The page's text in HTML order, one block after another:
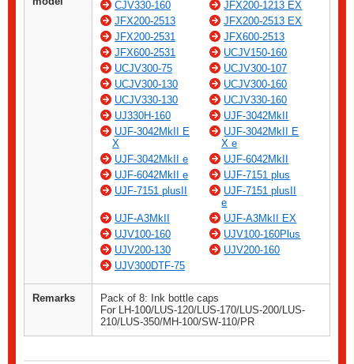
CJV330-160
JFX200-1213 EX
JFX200-2513
JFX200-2513 EX
JFX200-2531
JFX600-2513
JFX600-2531
UCJV150-160
UCJV300-75
UCJV300-107
UCJV300-130
UCJV300-160
UCJV330-130
UCJV330-160
UJ330H-160
UJF-3042MkII
UJF-3042MkII E
X
UJF-3042MkII E
X e
UJF-3042MkII e
UJF-6042MkII
UJF-6042MkII e
UJF-7151 plus
UJF-7151 plusII
UJF-7151 plusII
e
UJF-A3MkII
UJF-A3MkII EX
UJV100-160
UJV100-160Plus
UJV200-130
UJV200-160
UJV300DTF-75
Remarks
Pack of 8: Ink bottle caps
For LH-100/LUS-120/LUS-170/LUS-200/LUS-
210/LUS-350/MH-100/SW-110/PR